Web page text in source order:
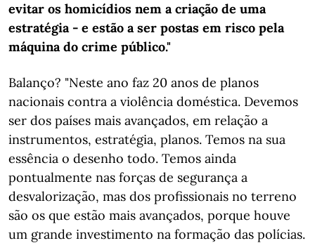
evitar os homicídios nem a criação de uma
estratégia - e estão a ser postas em risco pela
máquina do crime público."
Balanço? "Neste ano faz 20 anos de planos
nacionais contra a violência doméstica. Devemos
ser dos países mais avançados, em relação a
instrumentos, estratégia, planos. Temos na sua
essência o desenho todo. Temos ainda
pontualmente nas forças de segurança a
desvalorização, mas dos profissionais no terreno
são os que estão mais avançados, porque houve
um grande investimento na formação das polícias.